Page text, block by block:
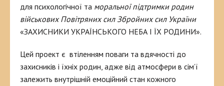
для психологічної та моральної підтримки родин
військових Повітряних сил Збройних сил України
«ЗАХИСНИКИ УКРАЇНСЬКОГО НЕБА І ЇХ РОДИНИ».
Цей проект є втіленням поваги та вдячності до
захисників і їхніх родин, адже від атмосфери в сім’ї
залежить внутрішній емоційний стан кожного